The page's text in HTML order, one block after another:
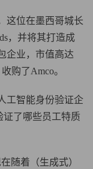
这位在墨西哥城长
，并将其打造成
企业，市值高达
购了Amco。
工智能身份验证企
证了哪些员工特质
随着（生成式）